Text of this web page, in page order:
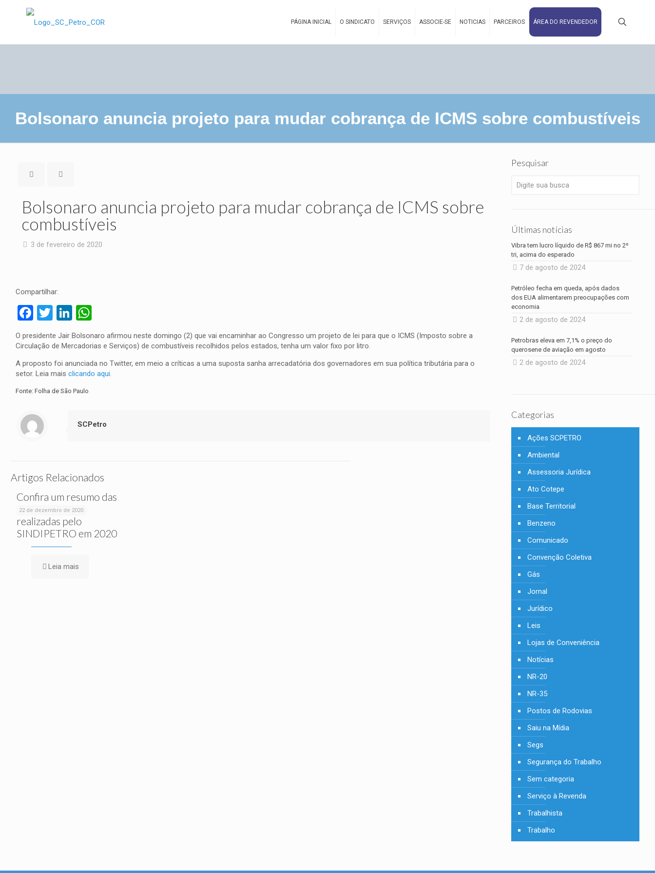
PÁGINA INICIAL O SINDICATO SERVIÇOS ASSOCIE-SE NOTICIAS PARCEIROS ÁREA DO REVENDEDOR
Bolsonaro anuncia projeto para mudar cobrança de ICMS sobre combustíveis
Bolsonaro anuncia projeto para mudar cobrança de ICMS sobre
combustíveis
3 de fevereiro de 2020
Compartilhar:
Facebook
TwitterLinkedIn
WhatsApp
O presidente Jair Bolsonaro afirmou neste domingo (2) que vai encaminhar ao Congresso um projeto de lei para que o ICMS (Imposto sobre a
Circulação de Mercadorias e Serviços) de combustíveis recolhidos pelos estados, tenha um valor fixo por litro.
A proposto foi anunciada no Twitter, em meio a críticas a uma suposta sanha arrecadatória dos governadores em sua política tributária para o
setor. Leia mais clicando aqui.
Fonte: Folha de São Paulo
SCPetro
Artigos Relacionados
22 de dezembro de 2020
Confira um resumo das
ações sociais
realizadas pelo
SINDIPETRO em 2020
Leia mais
Pesquisar
Últimas notícias
Vibra tem lucro líquido de R$ 867 mi no 2º
tri, acima do esperado
7 de agosto de 2024
Petróleo fecha em queda, após dados
dos EUA alimentarem preocupações com
economia
2 de agosto de 2024
Petrobras eleva em 7,1% o preço do
querosene de aviação em agosto
2 de agosto de 2024
Categorias
Ações SCPETRO
Ambiental
Assessoria Jurídica
Ato Cotepe
Base Territorial
Benzeno
Comunicado
Convenção Coletiva
Gás
Jornal
Jurídico
Leis
Lojas de Conveniência
Notícias
NR-20
NR-35
Postos de Rodovias
Saiu na Mídia
Segs
Segurança do Trabalho
Sem categoria
Serviço à Revenda
Trabalhista
Trabalho